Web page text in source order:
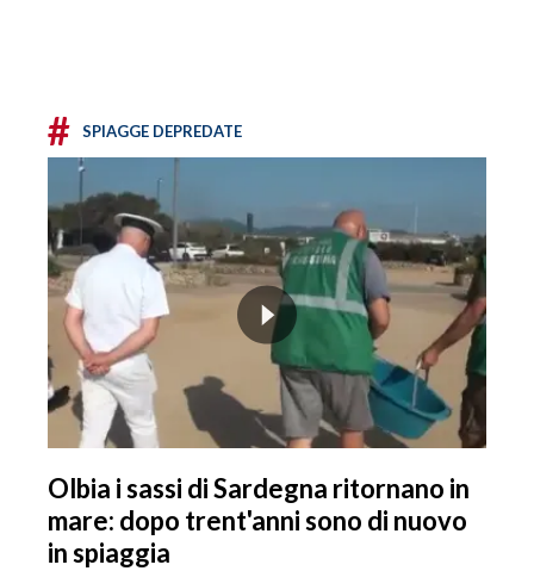
# SPIAGGE DEPREDATE
Olbia i sassi di Sardegna ritornano in
mare: dopo trent'anni sono di nuovo
in spiaggia